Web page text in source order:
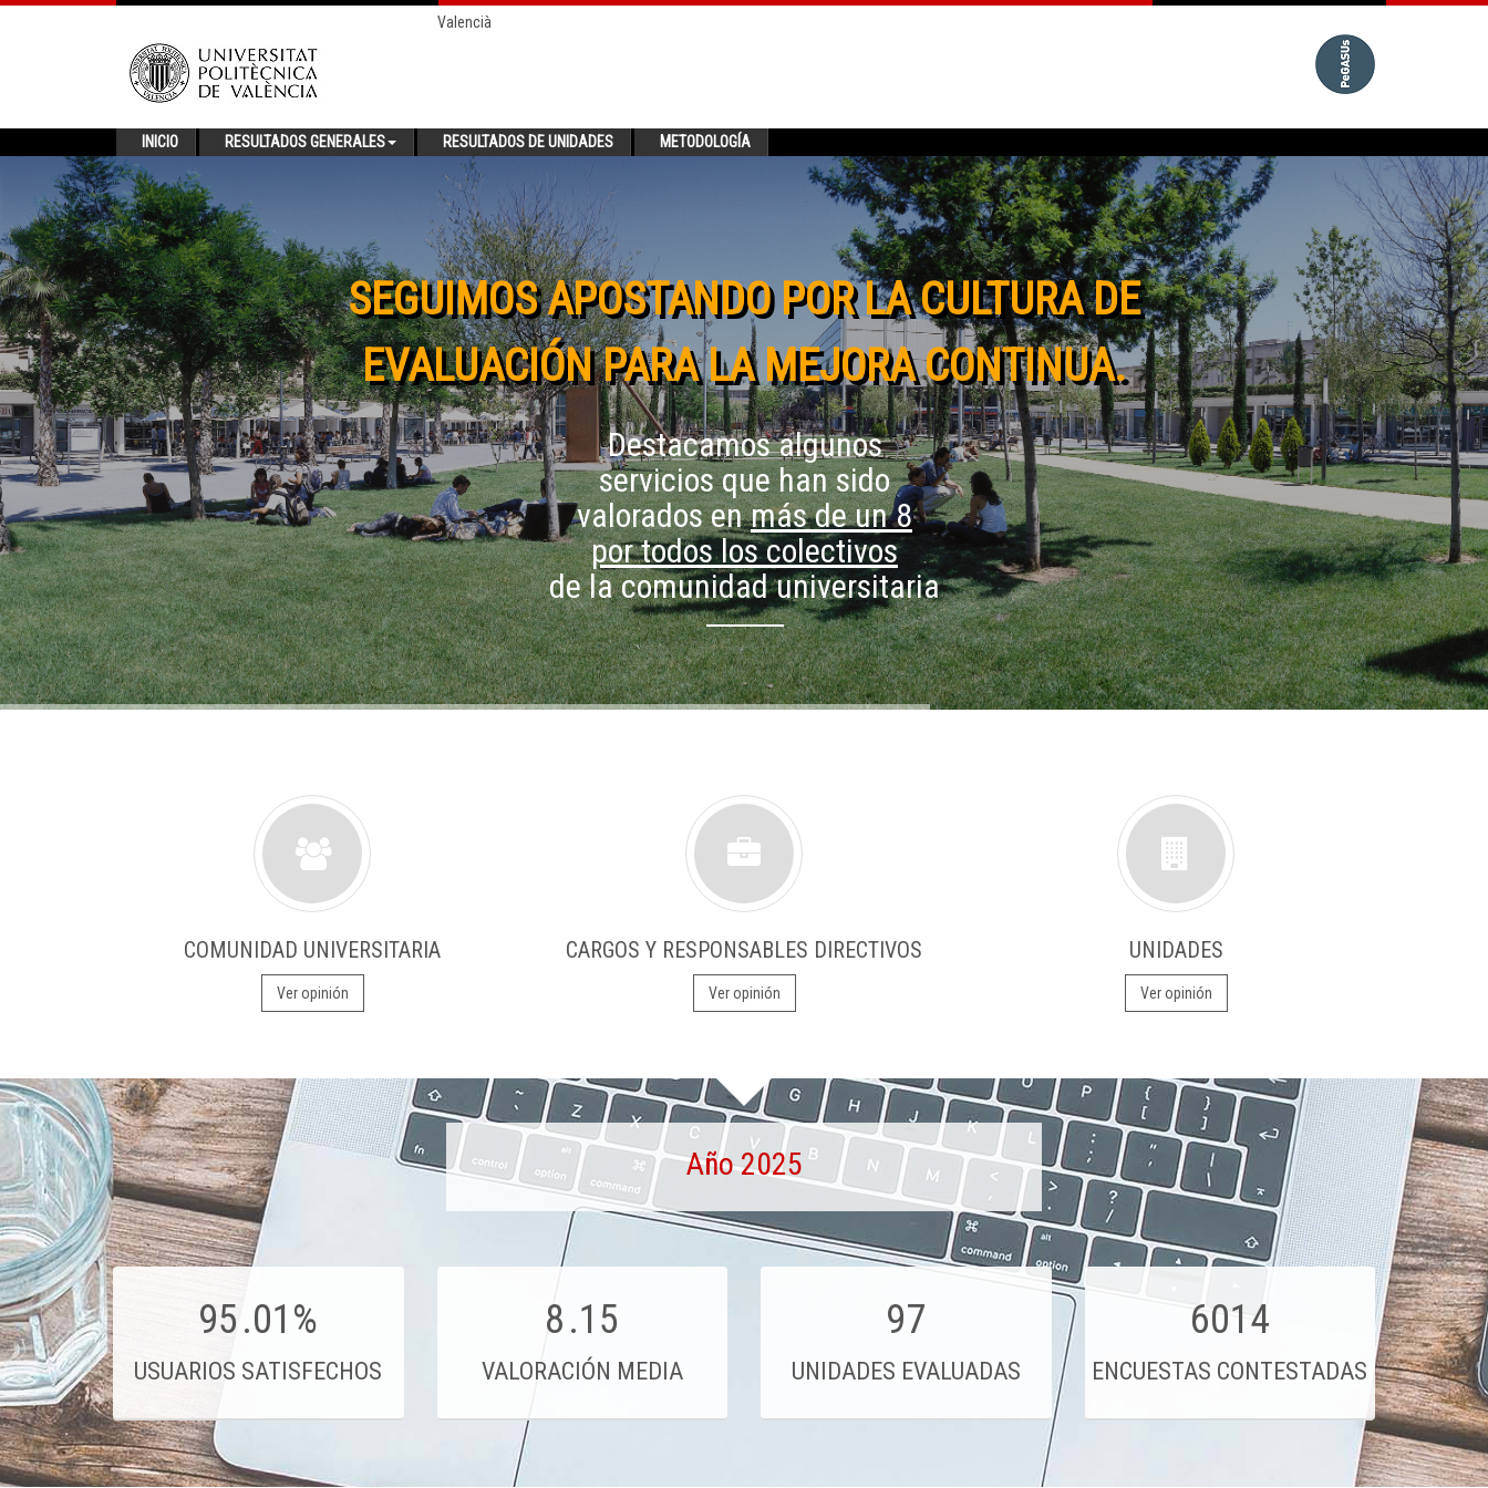
Valencià
INICIO RESULTADOS GENERALES RESULTADOS DE UNIDADES METODOLOGÍA
SEGUIMOS APOSTANDO POR LA CULTURA DE
EVALUACIÓN PARA LA MEJORA CONTINUA.
Destacamos algunos
servicios que han sido
valorados enmás de un 8
por todos los colectivos
de la comunidad universitaria
COMUNIDAD UNIVERSITARIA
Ver opinión
CARGOS Y RESPONSABLES DIRECTIVOS
Ver opinión
UNIDADES
Ver opinión
Año 2025
95.01%
USUARIOS SATISFECHOS
8.15
VALORACIÓN MEDIA
97
UNIDADES EVALUADAS
6014
ENCUESTAS CONTESTADAS